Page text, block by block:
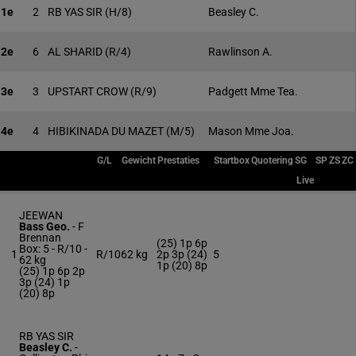
1e 2 RB YAS SIR (H/8) Beasley C.
2e 6 AL SHARID (R/4) Rawlinson A.
3e 3 UPSTART CROW (R/9) Padgett Mme Tea.
4e 4 HIBIKINADA DU MAZET (M/5) Mason Mme Joa.
G/L Gewicht Prestaties StartboxQuoteringSG SPZSZC
Live
1
JEEWAN
Bass Geo. - F
Brennan
Box: 5 - R/10 -
62 kg
(25) 1p 6p 2p
3p (24) 1p
(20) 8p
R/1062 kg
(25) 1p 6p
2p 3p (24)
1p (20) 8p
5
RB YAS SIR
Beasley C. -